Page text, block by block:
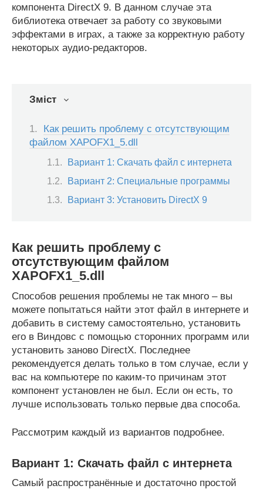
компонента DirectX 9. В данном случае эта
библиотека отвечает за работу со звуковыми
эффектами в играх, а также за корректную работу
некоторых аудио-редакторов.
Зміст
Как решить проблему с отсутствующим
файлом XAPOFX1_5.dll
Вариант 1: Скачать файл с интернета
Вариант 2: Специальные программы
Вариант 3: Установить DirectX 9
Как решить проблему с
отсутствующим файлом
XAPOFX1_5.dll
Способов решения проблемы не так много – вы
можете попытаться найти этот файл в интернете и
добавить в систему самостоятельно, установить
его в Виндовс с помощью сторонних программ или
установить заново DirectX. Последнее
рекомендуется делать только в том случае, если у
вас на компьютере по каким-то причинам этот
компонент установлен не был. Если он есть, то
лучше использовать только первые два способа.
Рассмотрим каждый из вариантов подробнее.
Вариант 1: Скачать файл с интернета
Самый распространённые и достаточно простой